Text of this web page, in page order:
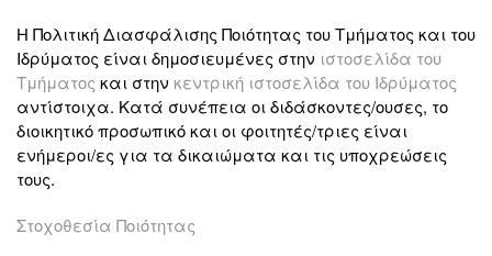
Η Πολιτική Διασφάλισης Ποιότητας του Τμήματος και του
Ιδρύματος είναι δημοσιευμένες στην ιστοσελίδα του
Τμήματος και στην κεντρική ιστοσελίδα του Ιδρύματος
αντίστοιχα. Κατά συνέπεια οι διδάσκοντες/ουσες, το
διοικητικό προσωπικό και οι φοιτητές/τριες είναι
ενήμεροι/ες για τα δικαιώματα και τις υποχρεώσεις
τους.
Στοχοθεσία Ποιότητας